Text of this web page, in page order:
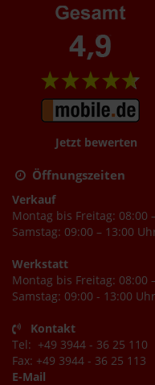
Jetzt bewerten
Öffnungszeiten
Verkauf
Montag bis Freitag: 08:00
Samstag: 09:00 – 13:00
Werkstatt
Montag bis Freitag: 08:00
Samstag: 09:00 - 13:00 Uhr
Kontakt
Tel: +49 3944 - 36 25 110
Fax: +49 3944 - 36 25 113
E-Mail